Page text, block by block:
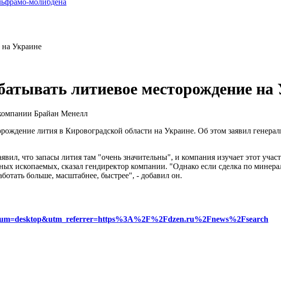
молибдена
на Украине
литиевое месторождение на
Брайан Менелл
лития в Кировоградской области на Украине. Об этом заявил
что запасы лития там "очень значительны", и компания изучает этот
ископаемых, сказал гендиректор компании. "Однако если сделка по
больше, масштабнее, быстрее", - добавил он.